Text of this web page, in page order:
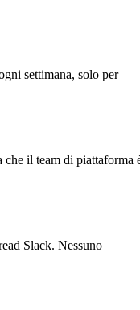
settimana, solo per
il team di piattaforma
Slack. Nessuno